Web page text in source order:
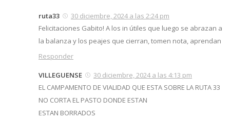
ruta33
30 diciembre, 2024 a las 2:24 pm
Felicitaciones Gabito! A los in útiles que luego se abrazan a
la balanza y los peajes que cierran, tomen nota, aprendan
Responder
VILLEGUENSE
30 diciembre, 2024 a las 4:13 pm
EL CAMPAMENTO DE VIALIDAD QUE ESTA SOBRE LA RUTA 33
NO CORTA EL PASTO DONDE ESTAN
ESTAN BORRADOS